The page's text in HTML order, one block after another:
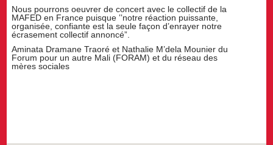
Nous pourrons oeuvrer de concert avec le collectif de la
MAFED en France puisque ‛‛notre réaction puissante,
organisée, confiante est la seule façon d’enrayer notre
écrasement collectif annoncé”.
Aminata Dramane Traoré et Nathalie M’dela Mounier du
Forum pour un autre Mali (FORAM) et du réseau des
mères sociales